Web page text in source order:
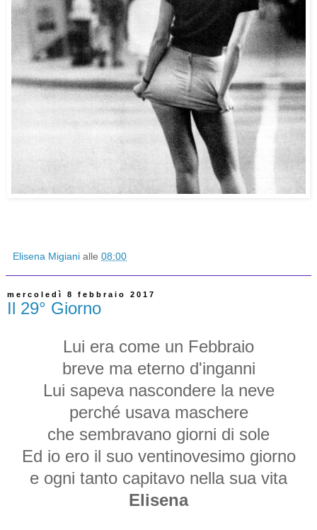
Elisena Migiani alle 08:00
mercoledì 8 febbraio 2017
Il 29° Giorno
Lui era come un Febbraio
breve ma eterno d'inganni
Lui sapeva nascondere la neve
perché usava maschere
che sembravano giorni di sole
Ed io ero il suo ventinovesimo giorno
e ogni tanto capitavo nella sua vita
Elisena